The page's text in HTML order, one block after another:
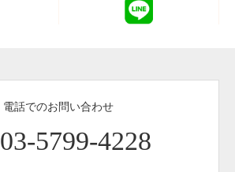
電話でのお問い合わせ
03-5799-4228